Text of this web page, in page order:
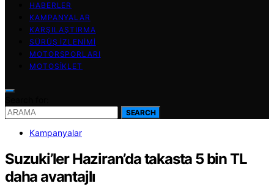
HABERLER
KAMPANYALAR
KARŞILAŞTIRMA
SÜRÜŞ İZLENIMI
MOTORSPORLARI
MOTOSIKLET
SEARCH
Kampanyalar
Suzuki’ler Haziran’da takasta 5 bin TL
daha avantajlı